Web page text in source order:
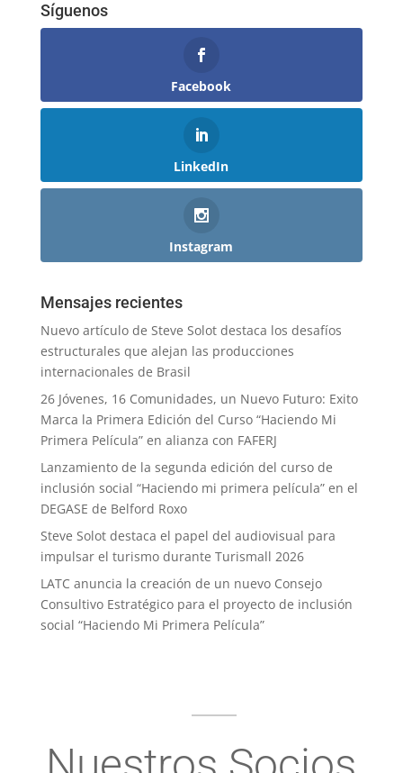
Síguenos
Facebook
LinkedIn
Instagram
Mensajes recientes
Nuevo artículo de Steve Solot destaca los desafíos
estructurales que alejan las producciones
internacionales de Brasil
26 Jóvenes, 16 Comunidades, un Nuevo Futuro: Exito
Marca la Primera Edición del Curso “Haciendo Mi
Primera Película” en alianza con FAFERJ
Lanzamiento de la segunda edición del curso de
inclusión social “Haciendo mi primera película” en el
DEGASE de Belford Roxo
Steve Solot destaca el papel del audiovisual para
impulsar el turismo durante Turismall 2026
LATC anuncia la creación de un nuevo Consejo
Consultivo Estratégico para el proyecto de inclusión
social “Haciendo Mi Primera Película”